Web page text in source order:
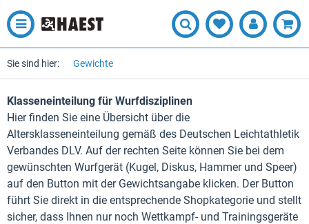
Sie sind hier: Gewichte
Klasseneinteilung für Wurfdisziplinen
Hier finden Sie eine Übersicht über die
Altersklasseneinteilung gemäß des Deutschen Leichtathletik
Verbandes DLV. Auf der rechten Seite können Sie bei dem
gewünschten Wurfgerät (Kugel, Diskus, Hammer und Speer)
auf den Button mit der Gewichtsangabe klicken. Der Button
führt Sie direkt in die entsprechende Shopkategorie und stellt
sicher, dass Ihnen nur noch Wettkampf- und Trainingsgeräte